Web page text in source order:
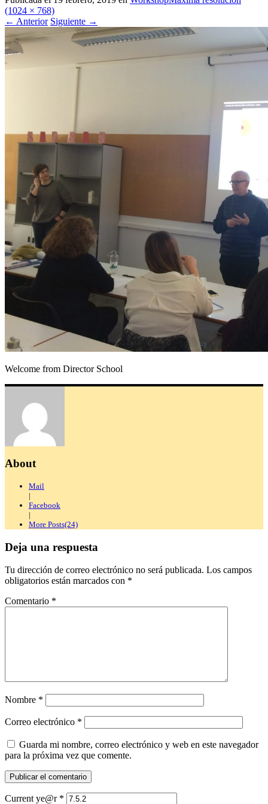
(1024 × 768)
← Anterior Siguiente →
Welcome from Director School
About
Mail
|
Facebook
|
More Posts(24)
Deja una respuesta
Tu dirección de correo electrónico no será publicada. Los campos
obligatorios están marcados con *
Comentario *
Nombre *
Correo electrónico *
Guarda mi nombre, correo electrónico y web en este navegador
para la próxima vez que comente.
Current ye@r *